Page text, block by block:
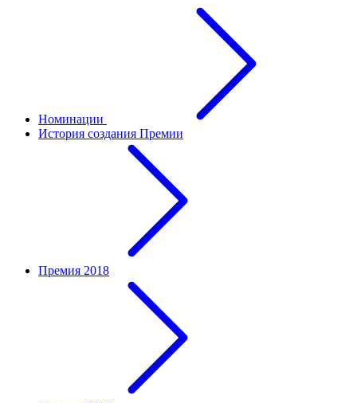
Номинации
История создания Премии
Премия 2018